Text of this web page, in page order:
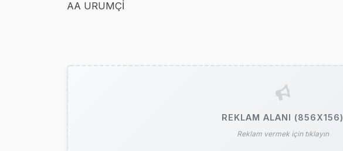
AA URUMÇİ
REKLAM ALANI (856X156)
Reklam vermek için tıklayın